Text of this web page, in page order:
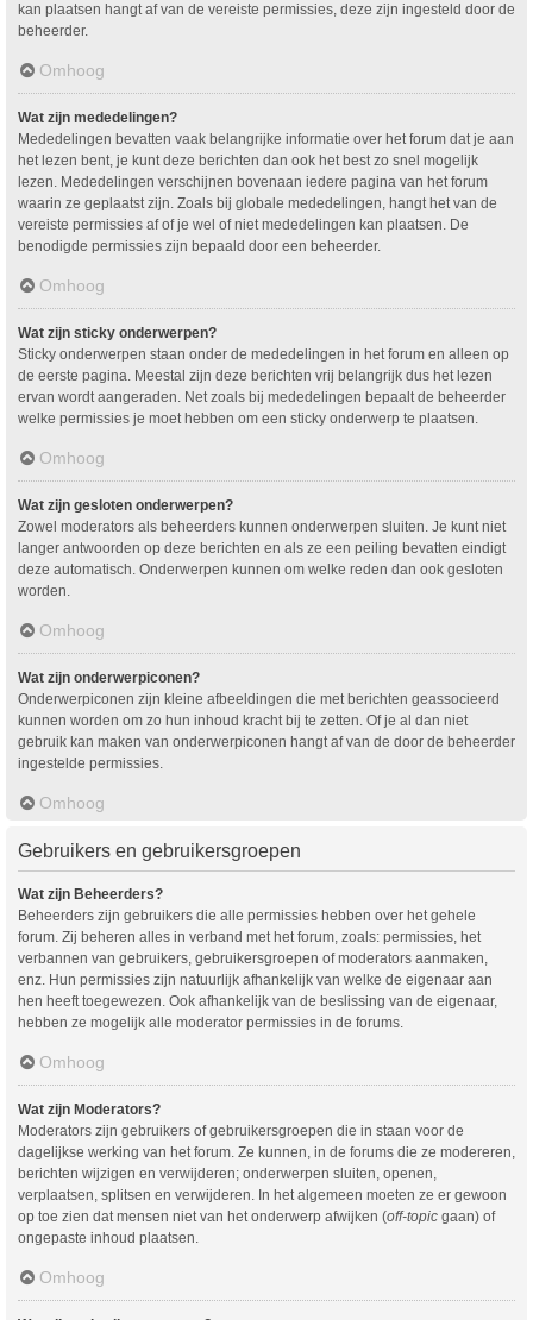
kan plaatsen hangt af van de vereiste permissies, deze zijn ingesteld door de
beheerder.
Omhoog
Wat zijn mededelingen?
Mededelingen bevatten vaak belangrijke informatie over het forum dat je aan
het lezen bent, je kunt deze berichten dan ook het best zo snel mogelijk
lezen. Mededelingen verschijnen bovenaan iedere pagina van het forum
waarin ze geplaatst zijn. Zoals bij globale mededelingen, hangt het van de
vereiste permissies af of je wel of niet mededelingen kan plaatsen. De
benodigde permissies zijn bepaald door een beheerder.
Omhoog
Wat zijn sticky onderwerpen?
Sticky onderwerpen staan onder de mededelingen in het forum en alleen op
de eerste pagina. Meestal zijn deze berichten vrij belangrijk dus het lezen
ervan wordt aangeraden. Net zoals bij mededelingen bepaalt de beheerder
welke permissies je moet hebben om een sticky onderwerp te plaatsen.
Omhoog
Wat zijn gesloten onderwerpen?
Zowel moderators als beheerders kunnen onderwerpen sluiten. Je kunt niet
langer antwoorden op deze berichten en als ze een peiling bevatten eindigt
deze automatisch. Onderwerpen kunnen om welke reden dan ook gesloten
worden.
Omhoog
Wat zijn onderwerpiconen?
Onderwerpiconen zijn kleine afbeeldingen die met berichten geassocieerd
kunnen worden om zo hun inhoud kracht bij te zetten. Of je al dan niet
gebruik kan maken van onderwerpiconen hangt af van de door de beheerder
ingestelde permissies.
Omhoog
Gebruikers en gebruikersgroepen
Wat zijn Beheerders?
Beheerders zijn gebruikers die alle permissies hebben over het gehele
forum. Zij beheren alles in verband met het forum, zoals: permissies, het
verbannen van gebruikers, gebruikersgroepen of moderators aanmaken,
enz. Hun permissies zijn natuurlijk afhankelijk van welke de eigenaar aan
hen heeft toegewezen. Ook afhankelijk van de beslissing van de eigenaar,
hebben ze mogelijk alle moderator permissies in de forums.
Omhoog
Wat zijn Moderators?
Moderators zijn gebruikers of gebruikersgroepen die in staan voor de
dagelijkse werking van het forum. Ze kunnen, in de forums die ze modereren,
berichten wijzigen en verwijderen; onderwerpen sluiten, openen,
verplaatsen, splitsen en verwijderen. In het algemeen moeten ze er gewoon
op toe zien dat mensen niet van het onderwerp afwijken (off-topic gaan) of
ongepaste inhoud plaatsen.
Omhoog